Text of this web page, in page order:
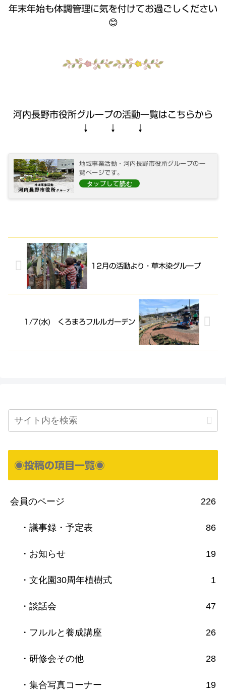
年末年始も体調管理に気を付けてお過ごしください
😊
河内長野市役所グループの活動一覧はこちらから
↓ ↓ ↓
地域事業活動・河内長野市役所グループの一
覧ページです。
12月の活動より・草木染グループ
1/7(水) くろまろフルルガーデン
◉投稿の項目一覧◉
会員のページ 226
・議事録・予定表 86
・お知らせ 19
・文化園30周年植樹式 1
・談話会 47
・フルルと養成講座 26
・研修会その他 28
・集合写真コーナー 19